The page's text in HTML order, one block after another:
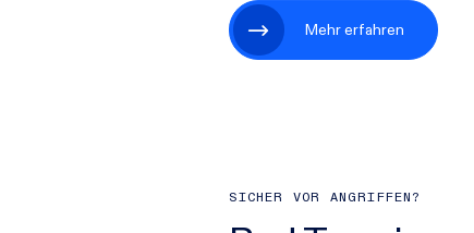
Mehr erfahren
SICHER VOR ANGRIFFEN?